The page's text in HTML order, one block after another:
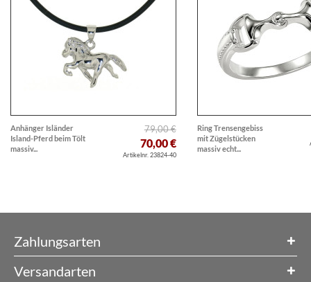
Anhänger Isländer
Island-Pferd beim Tölt
massiv...
79,00 €
70,00 €
Artikelnr. 23824-40
Ring Trensengebiss
mit Zügelstücken
massiv echt...
Zahlungsarten
Versandarten